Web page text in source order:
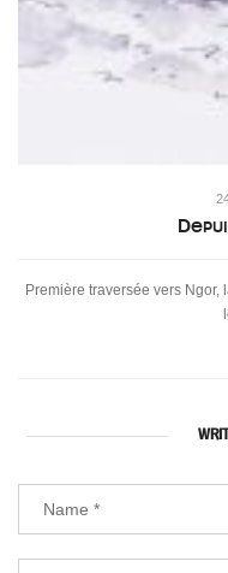
Première traversée vers